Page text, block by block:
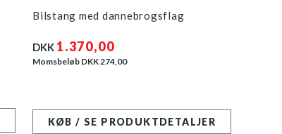
Bilstang med dannebrogsflag
DKK 1.370,00
Momsbeløb DKK274,00
KØB / SE PRODUKTDETALJER